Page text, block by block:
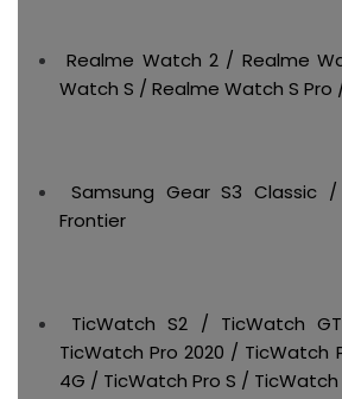
Realme Watch 2 / Realme
Watch S / Realme Watch S
Samsung Gear S3 Classic
Frontier
TicWatch S2 / TicWatch
TicWatch Pro 2020 / TicWatch
4G / TicWatch Pro S / TicWatch